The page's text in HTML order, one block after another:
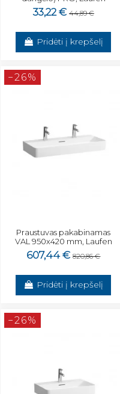
33,22 € 44,89 €
Pridėti į krepšelį
−26%
Praustuvas pakabinamas
VAL 950x420 mm, Laufen
607,44 € 820,86 €
Pridėti į krepšelį
−26%